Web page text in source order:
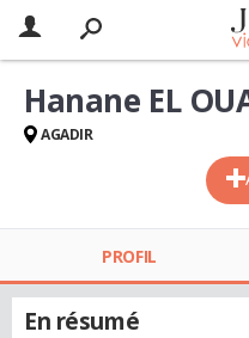
Hanane EL
AGADIR
PROFIL
En résumé